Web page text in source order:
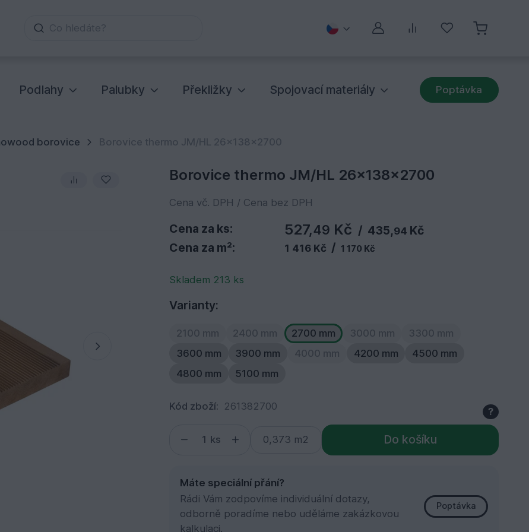
Co hledáte? Můj účetPorovnávání
Oblíbené
Podlahy Palubky Překližky Spojovací materiály Poptávka
borovice Borovice thermo JM/HL 26x138x2700
Borovice thermo JM/HL 26x138x2700
Cena vč. DPH / Cena bez DPH
Cena za ks: 527,49 Kč / 435,94 Kč
Cena za m²:
1 416 Kč / 1 170 Kč
Skladem 213 ks
Varianty:
2100 mm 2400 mm 2700 mm 3000 mm
3300 mm
3600 mm
3900 mm 4000 mm 4200 mm
4500 mm
4800 mm
5100 mm
Kód zboží: 261382700 ?
ks Do košíku
Máte speciální přání?
Rádi Vám zodpovíme individuální dotazy,
odborně poradíme nebo uděláme zakázkovou
kalkulaci.
Poptávka